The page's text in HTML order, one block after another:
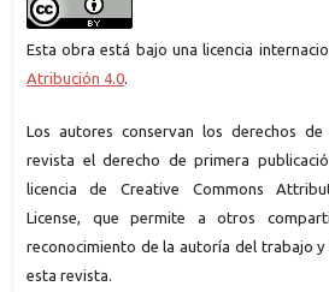
Esta obra está bajo una licencia
Atribución 4.0.
Los autores conservan los derechos
revista el derecho de primera
licencia de Creative Commons
License, que permite a otros
reconocimiento de la autoría del trabajo y
esta revista.